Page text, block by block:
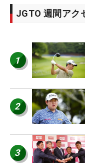
JGTO 週間アク
1
2
3